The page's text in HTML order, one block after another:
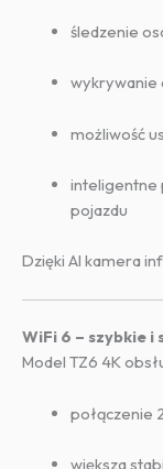
śledzenie
wykrywanie
możliwość
inteligentne
pojazdu
Dzięki AI kamera
WiFi 6 – szybkie i
Model TZ6 4K
połączenie
większa